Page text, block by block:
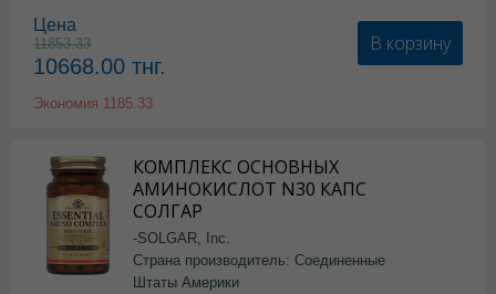
Цена
11853.33
10668.00 тнг.
Экономия 1185.33
В корзину
КОМПЛЕКС ОСНОВНЫХ
АМИНОКИСЛОТ N30 КАПС
СОЛГАР
-SOLGAR, Inc.
Страна производитель: Соединенные
Штаты Америки